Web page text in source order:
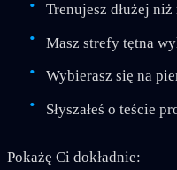
Trenujesz dłużej
Masz strefy tętna
Wybierasz się na
Słyszałeś o teście
Pokażę Ci dokładnie: